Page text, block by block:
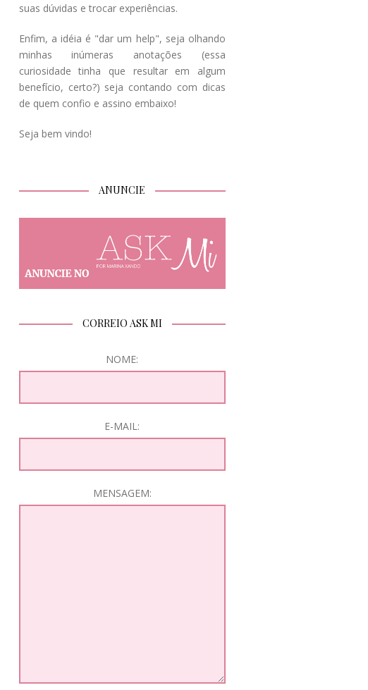
suas dúvidas e trocar experiências.
Enfim, a idéia é "dar um help", seja olhando
minhas inúmeras anotações (essa
curiosidade tinha que resultar em algum
benefício, certo?) seja contando com dicas
de quem confio e assino embaixo!
Seja bem vindo!
ANUNCIE
CORREIO ASK MI
NOME:
E-MAIL:
MENSAGEM: